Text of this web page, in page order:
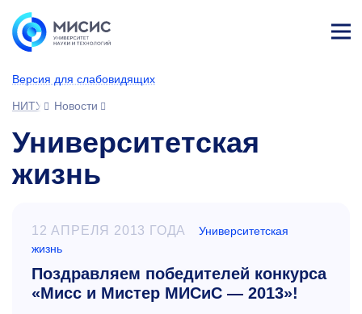
Версия для слабовидящих
НИТУ МИСИС
Новости
Университетская
жизнь
12 АПРЕЛЯ 2013 ГОДА
Университетская
жизнь
Поздравляем победителей конкурса
«Мисс и Мистер МИСиС — 2013»!